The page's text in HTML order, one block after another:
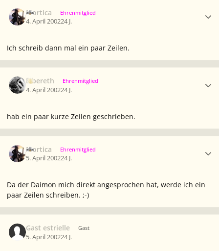
Mortica Ehrenmitglied
4. April 200224 J.
Ich schreib dann mal ein paar Zeilen.
Elbereth Ehrenmitglied
4. April 200224 J.
hab ein paar kurze Zeilen geschrieben.
Mortica Ehrenmitglied
5. April 200224 J.
Da der Daimon mich direkt angesprochen hat, werde ich ein
paar Zeilen schreiben. ;-)
Gast estrielle Gast
5. April 200224 J.